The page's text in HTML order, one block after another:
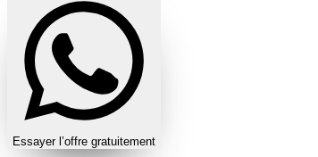
Essayer l’offre gratuitement